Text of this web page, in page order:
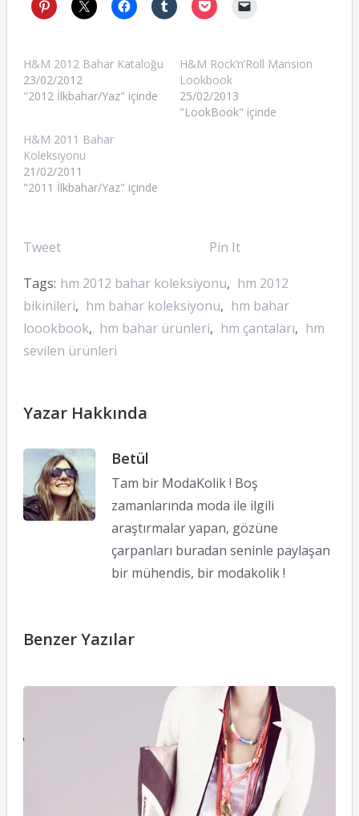
H&M 2012 Bahar Kataloğu
23/02/2012
"2012 İlkbahar/Yaz" içinde
H&M Rock’n’Roll Mansion
Lookbook
25/02/2013
"LookBook" içinde
H&M 2011 Bahar
Koleksiyonu
21/02/2011
"2011 İlkbahar/Yaz" içinde
Tweet Pin It
Tags: hm 2012 bahar koleksiyonu, hm 2012
bikinileri, hm bahar koleksiyonu, hm bahar
loookbook, hm bahar ürünleri, hm çantaları, hm
sevilen ürünleri
Yazar Hakkında
Betül
Tam bir ModaKolik ! Boş
zamanlarında moda ile ilgili
araştırmalar yapan, gözüne
çarpanları buradan seninle paylaşan
bir mühendis, bir modakolik !
Benzer Yazılar